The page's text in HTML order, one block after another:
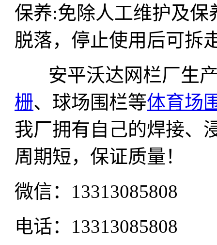
保养:免除人工维护及
脱落，停止使用后可拆
安平沃达网栏厂生产
栅、球场围栏等体育场
我厂拥有自己的焊接、
周期短，保证质量！
微信：13313085808
电话：13313085808